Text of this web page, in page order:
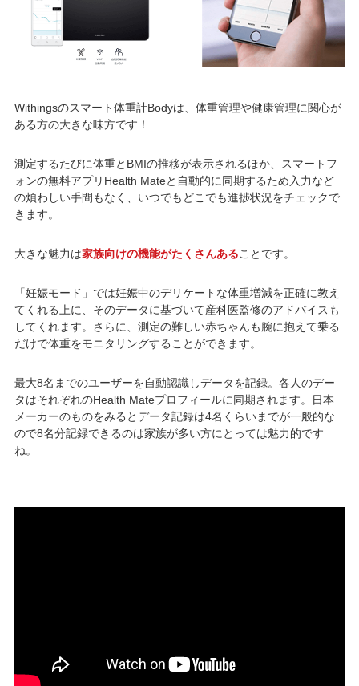
Withingsのスマート体重計Bodyは、体重管理や健康管理に関心が
ある方の大きな味方です！
測定するたびに体重とBMIの推移が表示されるほか、スマートフ
ォンの無料アプリHealth Mateと自動的に同期するため入力など
の煩わしい手間もなく、いつでもどこでも進捗状況をチェックで
きます。
大きな魅力は家族向けの機能がたくさんあることです。
「妊娠モード」では妊娠中のデリケートな体重増減を正確に教え
てくれる上に、そのデータに基づいて産科医監修のアドバイスも
してくれます。さらに、測定の難しい赤ちゃんも腕に抱えて乗る
だけで体重をモニタリングすることができます。
最大8名までのユーザーを自動認識しデータを記録。各人のデー
タはそれぞれのHealth Mateプロフィールに同期されます。日本
メーカーのものをみるとデータ記録は4名くらいまでが一般的な
ので8名分記録できるのは家族が多い方にとっては魅力的です
ね。